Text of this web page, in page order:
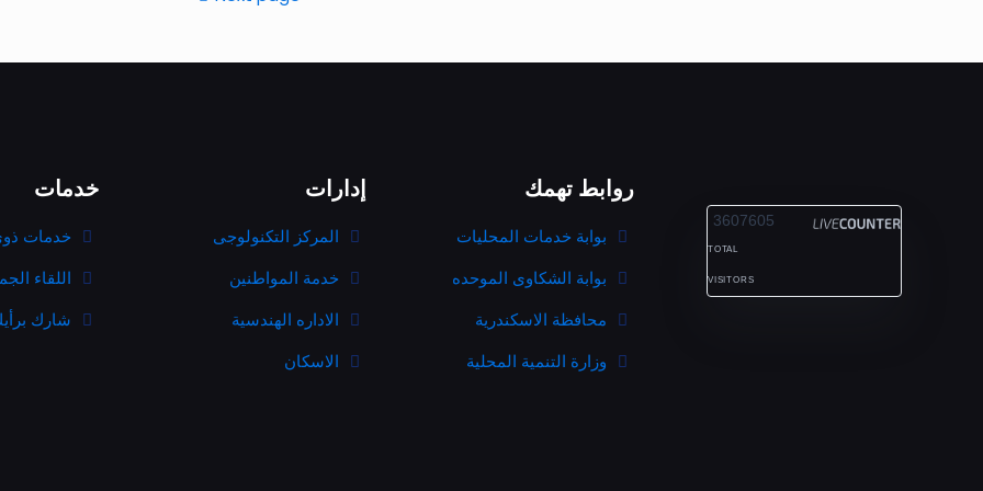
3607605
TOTAL
VISITORS
روابط تهمك
بوابة خدمات المحليات
بوابة الشكاوى الموحده
محافظة الاسكندرية
وزارة التنمية المحلية
إدارات
المركز التكنولوجى
خدمة المواطنين
الاداره الهندسية
الاسكان
خدمات
خدمات
اللقاء
شارك